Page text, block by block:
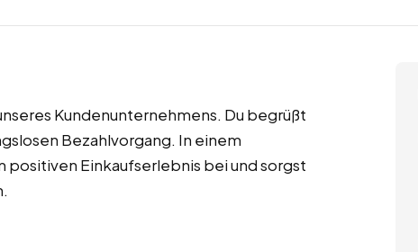
Kundenunternehmens. Du begrüßt
Bezahlvorgang. In einem
positiven Einkaufserlebnis bei und sorgst